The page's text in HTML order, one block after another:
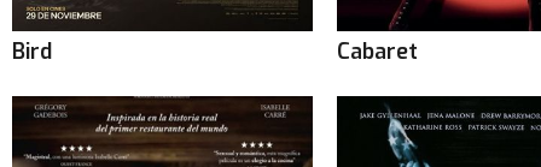
Bird Cabaret